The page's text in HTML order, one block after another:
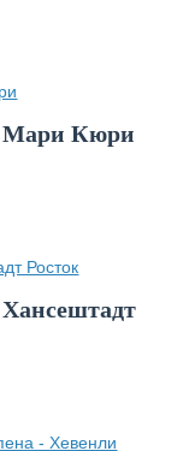
Мари Кюри